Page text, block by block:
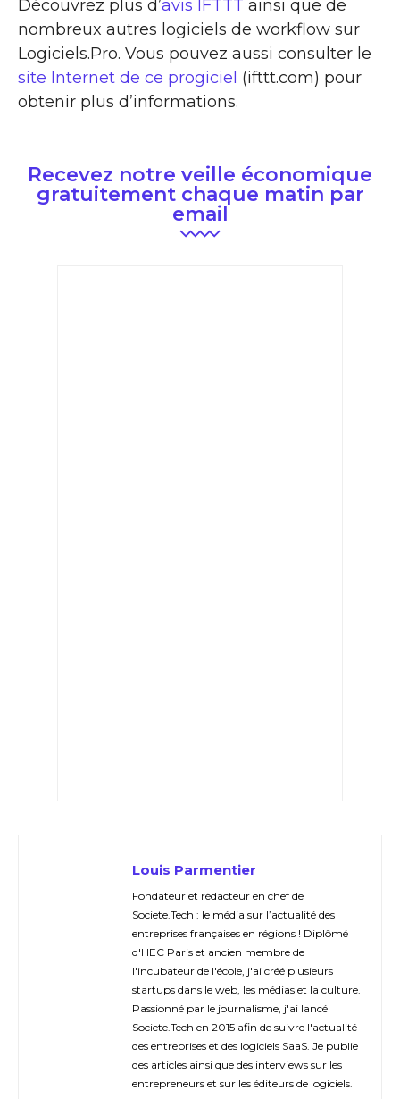
Découvrez plus d’avis IFTTT ainsi que de
nombreux autres logiciels de workflow sur
Logiciels.Pro. Vous pouvez aussi consulter le
site Internet de ce progiciel (ifttt.com) pour
obtenir plus d’informations.
Recevez notre veille économique
gratuitement chaque matin par
email
Louis Parmentier
Fondateur et rédacteur en chef de
Societe.Tech : le média sur l’actualité des
entreprises françaises en régions ! Diplômé
d'HEC Paris et ancien membre de
l'incubateur de l'école, j'ai créé plusieurs
startups dans le web, les médias et la culture.
Passionné par le journalisme, j'ai lancé
Societe.Tech en 2015 afin de suivre l'actualité
des entreprises et des logiciels SaaS. Je publie
des articles ainsi que des interviews sur les
entrepreneurs et sur les éditeurs de logiciels.